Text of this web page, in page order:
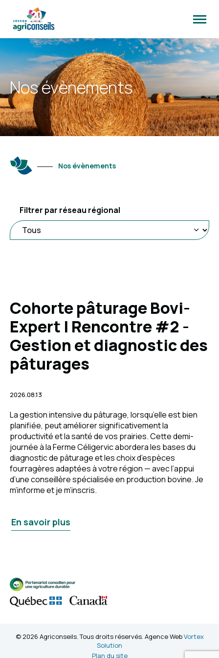
la
site
Nos évènements
Nos évènements
Filtrer par réseau régional
Cohorte pâturage Bovi-
Expert | Rencontre #2 -
Gestion et diagnostic des
pâturages
2026.08.13
La gestion intensive du pâturage, lorsqu’elle est bien
planifiée, peut améliorer significativement la
productivité et la santé de vos prairies. Cette demi-
journée à la Ferme Céligervic abordera les bases du
diagnostic de pâturage et les choix d’espèces
fourragères adaptées à votre région — avec l’appui
d’une conseillère spécialisée en production bovine. Je
m’informe et je m’inscris.
En savoir plus
© 2026 Agriconseils. Tous droits réservés. Agence WebVortex
Solution
Plan du site